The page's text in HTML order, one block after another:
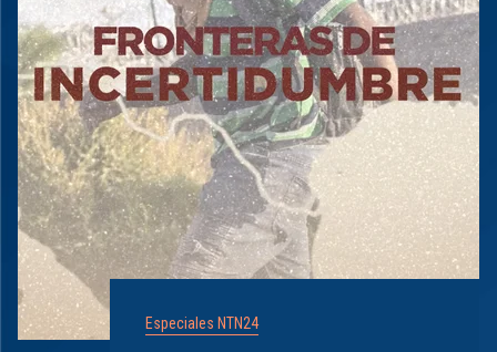
Especiales NTN24